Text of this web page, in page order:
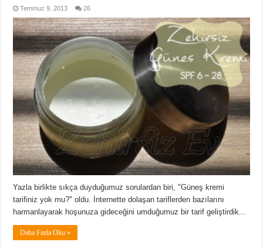
Temmuz 9, 2013 26
Yazla birlikte sıkça duyduğumuz sorulardan biri, "Güneş kremi
tarifiniz yok mu?" oldu. İnternette dolaşan tariflerden bazılarını
harmanlayarak hoşunuza gideceğini umduğumuz bir tarif geliştirdik...
Daha Fazla Oku »